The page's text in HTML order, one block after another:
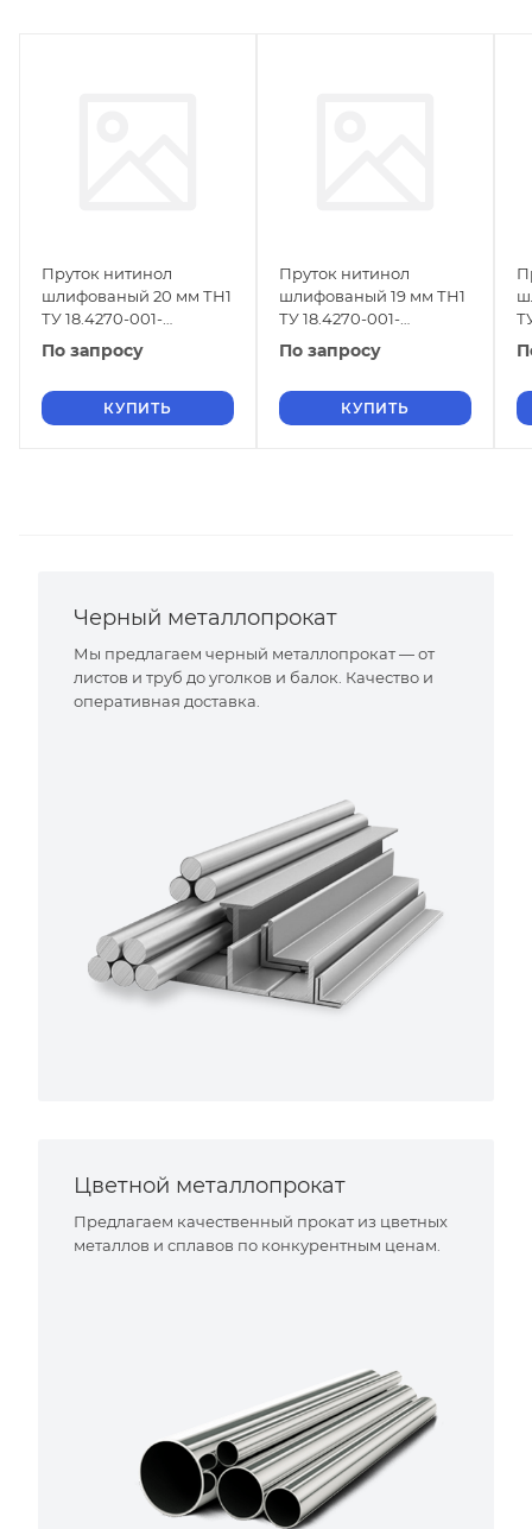
Пруток нитинол
шлифованый 20 мм ТН1
ТУ 18.4270-001-
16980791-2013
По запросу
КУПИТЬ
Пруток нитинол
шлифованый 19 мм ТН1
ТУ 18.4270-001-
16980791-2013
По запросу
КУПИТЬ
Черный металлопрокат
Мы предлагаем черный металлопрокат — от
листов и труб до уголков и балок. Качество и
оперативная доставка.
Цветной металлопрокат
Предлагаем качественный прокат из цветных
металлов и сплавов по конкурентным ценам.